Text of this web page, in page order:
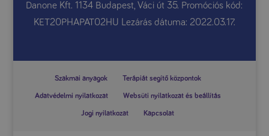
Danone Kft. 1134 Budapest, Váci út 35. Promóciós kód:
KET20PHAPAT02HU Lezárás dátuma: 2022.03.17.
Szakmai anyagok Terápiát segítő központok
Adatvédelmi nyilatkozat Websüti nyilatkozat és beállítás
Jogi nyilatkozat Kapcsolat